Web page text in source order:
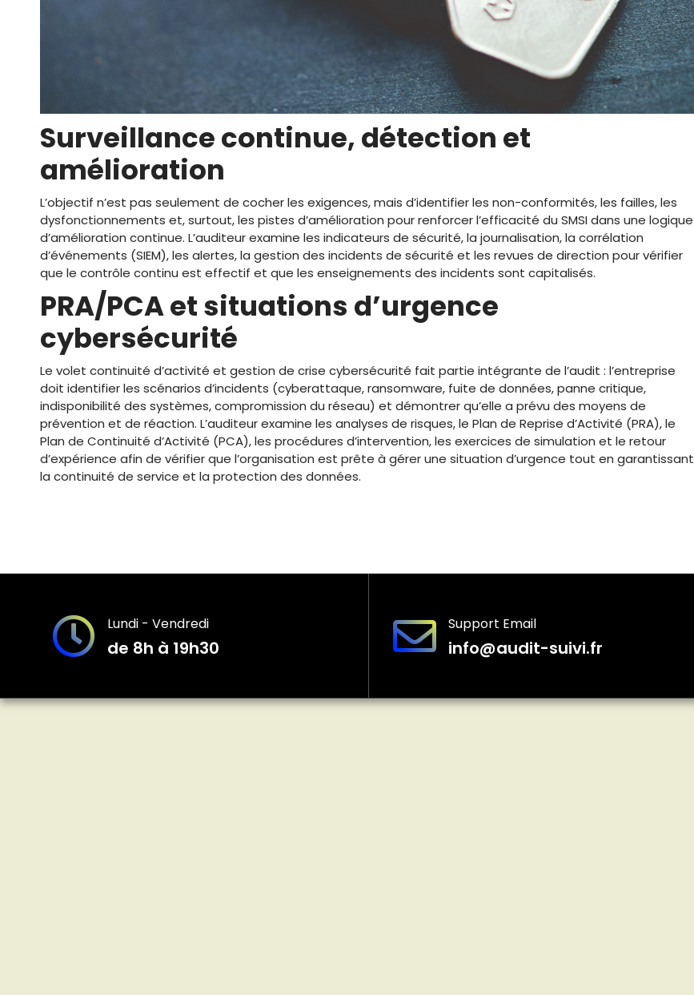
Surveillance continue, détection et
amélioration
L’objectif n’est pas seulement de cocher les exigences, mais d’identifier les non-conformités, les failles, les
dysfonctionnements et, surtout, les pistes d’amélioration pour renforcer l’efficacité du SMSI dans une logique
d’amélioration continue. L’auditeur examine les indicateurs de sécurité, la journalisation, la corrélation
d’événements (SIEM), les alertes, la gestion des incidents de sécurité et les revues de direction pour vérifier
que le contrôle continu est effectif et que les enseignements des incidents sont capitalisés.
PRA/PCA et situations d’urgence
cybersécurité
Le volet continuité d’activité et gestion de crise cybersécurité fait partie intégrante de l’audit : l’entreprise
doit identifier les scénarios d’incidents (cyberattaque, ransomware, fuite de données, panne critique,
indisponibilité des systèmes, compromission du réseau) et démontrer qu’elle a prévu des moyens de
prévention et de réaction. L’auditeur examine les analyses de risques, le Plan de Reprise d’Activité (PRA), le
Plan de Continuité d’Activité (PCA), les procédures d’intervention, les exercices de simulation et le retour
d’expérience afin de vérifier que l’organisation est prête à gérer une situation d’urgence tout en garantissant
la continuité de service et la protection des données.
Lundi - Vendredi
de 8h à 19h30
Support Email
info@audit-suivi.fr